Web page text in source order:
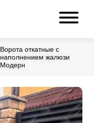
Ворота откатные с
наполнением жалюзи
Модерн